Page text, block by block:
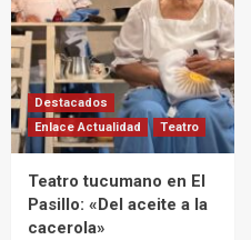
Destacados
Enlace Actualidad
Teatro
Teatro tucumano en El
Pasillo: «Del aceite a la
cacerola»